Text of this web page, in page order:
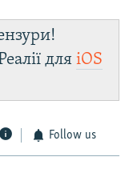
для iOS
Follow us